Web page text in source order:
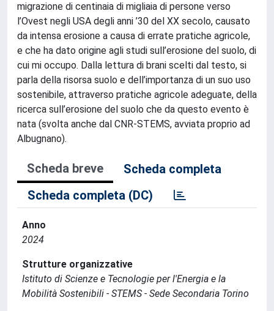
migrazione di centinaia di migliaia di persone verso
l’Ovest negli USA degli anni ’30 del XX secolo, causato
da intensa erosione a causa di errate pratiche agricole,
e che ha dato origine agli studi sull’erosione del suolo, di
cui mi occupo. Dalla lettura di brani scelti dal testo, si
parla della risorsa suolo e dell’importanza di un suo uso
sostenibile, attraverso pratiche agricole adeguate, della
ricerca sull’erosione del suolo che da questo evento è
nata (svolta anche dal CNR-STEMS, avviata proprio ad
Albugnano).
Scheda breve
Scheda completa
Scheda completa (DC)
Anno
2024
Strutture organizzative
Istituto di Scienze e Tecnologie per l'Energia e la
Mobilità Sostenibili - STEMS - Sede Secondaria Torino